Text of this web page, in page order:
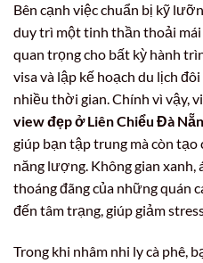
Bên cạnh việc chuẩn bị kỹ
duy trì một tinh thần thoải mái
quan trọng cho bất kỳ hành
visa và lập kế hoạch du lịch
nhiều thời gian. Chính vì vậy,
view đẹp ở Liên Chiểu Đà
giúp bạn tập trung mà còn
năng lượng. Không gian xanh,
thoáng đãng của những quán
đến tâm trạng, giúp giảm
Trong khi nhâm nhi ly cà phê,